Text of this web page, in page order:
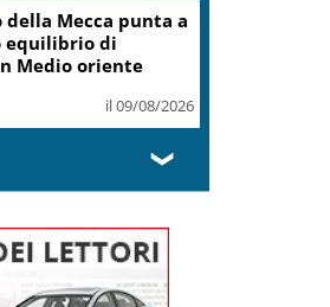
della Mecca punta a
equilibrio di
Medio oriente
il 09/08/2026
❯